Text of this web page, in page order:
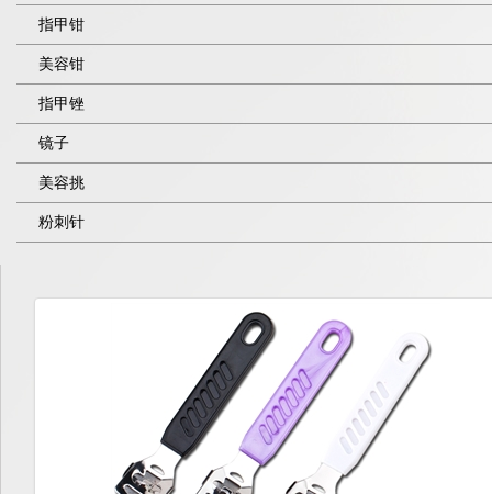
指甲钳
美容钳
指甲锉
镜子
美容挑
粉刺针